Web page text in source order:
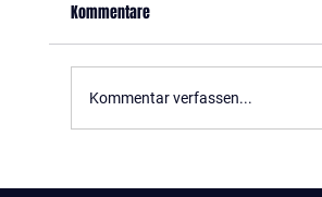
Skiwochenende Januar 2026
Kommentare
Kommentar verfassen...